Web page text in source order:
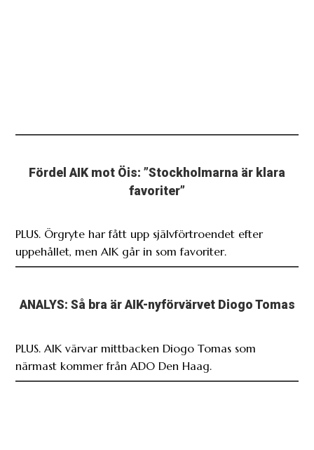
Fördel AIK mot Öis: ”Stockholmarna är klara
favoriter”
PLUS. Örgryte har fått upp självförtroendet efter
uppehållet, men AIK går in som favoriter.
ANALYS: Så bra är AIK-nyförvärvet Diogo Tomas
PLUS. AIK värvar mittbacken Diogo Tomas som
närmast kommer från ADO Den Haag.